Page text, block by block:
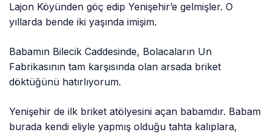
Lajon Köyünden göç edip Yenişehir’e gelmişler. O
yıllarda bende iki yaşında imişim.
Babamın Bilecik Caddesinde, Bolacaların Un
Fabrikasının tam karşısında olan arsada briket
döktüğünü hatırlıyorum.
Yenişehir de ilk briket atölyesini açan babamdır. Babam
burada kendi eliyle yapmış olduğu tahta kalıplara,